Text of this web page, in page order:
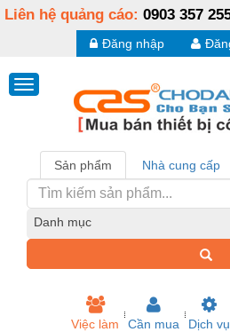
Liên hệ quảng cáo: 0903 357
Đăng nhập
Sản phẩm Nhà cung cấp
Danh mục
Việc làm Cần mua Dịch vụ